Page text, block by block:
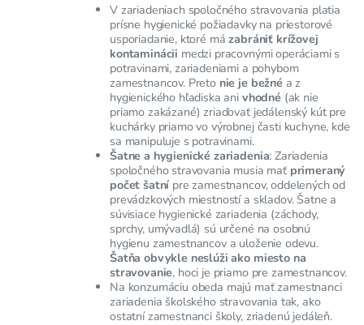
V zariadeniach spoločného stravovania platia
prísne hygienické požiadavky na priestorové
usporiadanie, ktoré mázabrániť krížovej
kontaminácii medzi pracovnými operáciami s
potravinami, zariadeniami a pohybom
zamestnancov. Preto nie je bežnéa z
hygienického hľadiska ani vhodné(ak nie
priamo zakázané) zriaďovať jedálenský kút pre
kuchárky priamo vo výrobnej časti kuchyne, kde
sa manipuluje s potravinami.
Šatne a hygienické zariadenia: Zariadenia
spoločného stravovania musia mať primeraný
počet šatní pre zamestnancov, oddelených od
prevádzkových miestností a skladov. Šatne a
súvisiace hygienické zariadenia (záchody,
sprchy, umývadlá) sú určené na osobnú
hygienu zamestnancov a uloženie odevu.
Šatňa obvykle neslúži ako miesto na
stravovanie, hoci je priamo pre zamestnancov.
Na konzumáciu obeda majú mať zamestnanci
zariadenia školského stravovania tak, ako
ostatní zamestnanci školy, zriadenú jedáleň.